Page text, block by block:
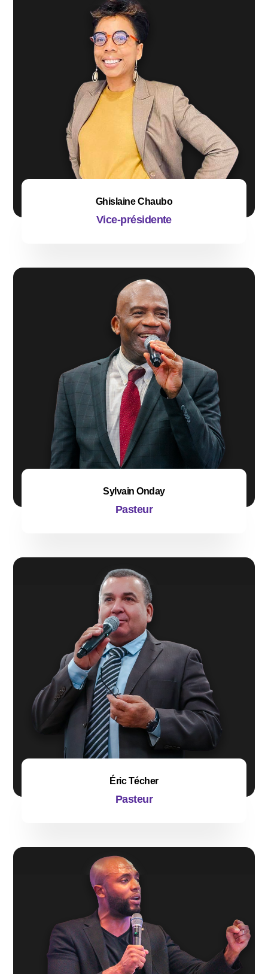
Ghislaine Chaubo
Vice-présidente
Sylvain Onday
Pasteur
Éric Técher
Pasteur